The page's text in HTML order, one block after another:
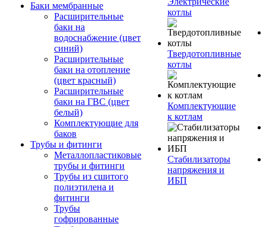
Баки мембранные
Расширительные
баки на
водоснабжение (цвет
синий)
Расширительные
баки на отопление
(цвет красный)
Расширительные
баки на ГВС (цвет
белый)
Комплектующие для
баков
Трубы и фитинги
Металлопластиковые
трубы и фитинги
Трубы из сшитого
полиэтилена и
фитинги
Трубы
гофрированные
котлы
Твердотопливные
котлы
Комплектующие
к котлам
Стабилизаторы
напряжения и
ИБП